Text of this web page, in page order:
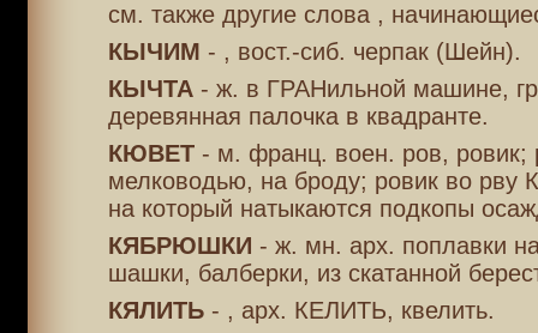
см. также другие слова ,
КЫЧИМ - , вост.-сиб. черпак (Шейн).
КЫЧТА- ж. в ГРАНильной машине,
деревянная палочка в квадранте.
КЮВЕТ- м. франц. воен. ров, ровик;
мелководью, на броду; ровик во рву
на который натыкаются подкопы
КЯБРЮШКИ - ж. мн. арх. поплавки
шашки, балберки, из скатанной
КЯЛИТЬ- , арх. КЕЛИТЬ, квелить.